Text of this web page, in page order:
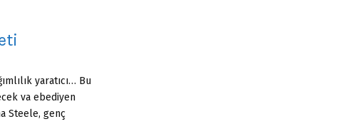
yaratıcı… Bu
va ebediyen
Steele, genç